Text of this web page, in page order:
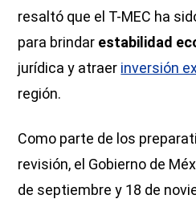
resaltó que el T-MEC ha
para brindar estabilidad
jurídica y atraer inversión
región.
Como parte de los
revisión, el Gobierno de
de septiembre y 18 de